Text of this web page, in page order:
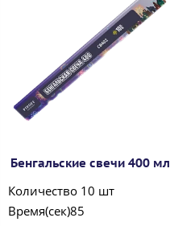
Бенгальские свечи 400 мл
Количество 10 шт
Время(сек)85